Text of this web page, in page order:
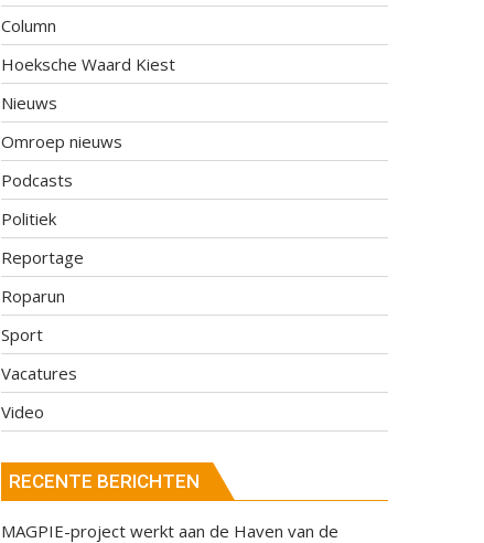
Column
Hoeksche Waard Kiest
Nieuws
Omroep nieuws
Podcasts
Politiek
Reportage
Roparun
Sport
Vacatures
Video
RECENTE BERICHTEN
MAGPIE-project werkt aan de Haven van de